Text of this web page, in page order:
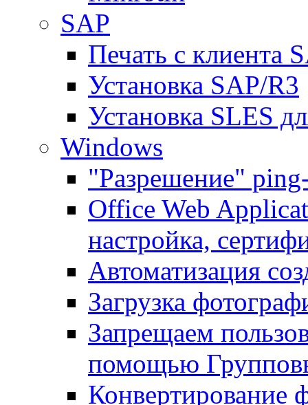
SAP
Печать с клиента
Установка SAP/R3
Установка SLES
Windows
"Разрешение"
Office Web
настройка,
Автоматизация
Загрузка
Запрещаем
помощью
Конвертирование